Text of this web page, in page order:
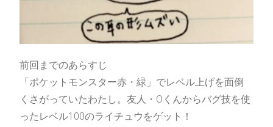
前回までのあらすじ
「ポケットモンスター赤・緑」でレベル上げを面倒
くさがっていたわたし。友人・Oくんからバグ技を使
ったレベル100のライチュウをゲット！